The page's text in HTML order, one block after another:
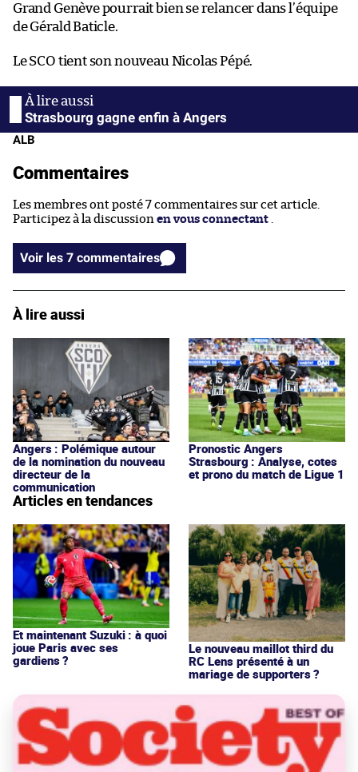
Grand Genève pourrait bien se relancer dans l’équipe
de Gérald Baticle.
Le SCO tient son nouveau Nicolas Pépé.
Strasbourg gagne enfin à Angers
ALB
Commentaires
Les membres ont posté 7 commentaires sur cet article.
Participez à la discussion en vous connectant
Voir les 7 commentaires
À lire aussi
Angers : Polémique autour
de la nomination du nouveau
directeur de la
communication
Pronostic Angers
Strasbourg : Analyse, cotes
et prono du match de Ligue 1
Articles en tendances
Et maintenant Suzuki : à quoi
joue Paris avec ses
gardiens ?
Le nouveau maillot third du
RC Lens présenté à un
mariage de supporters ?